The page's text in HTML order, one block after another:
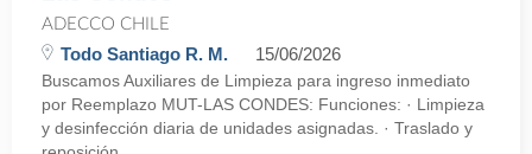
ADECCO CHILE
Todo Santiago R. M. 15/06/2026
Buscamos Auxiliares de Limpieza para ingreso inmediato
por Reemplazo MUT-LAS CONDES: Funciones: · Limpieza
y desinfección diaria de unidades asignadas. · Traslado y